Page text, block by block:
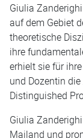
Giulia
auf dem Gebiet
theoretische
ihre
erhielt sie für
und Dozentin
Distinguished
Giulia
Mailand und